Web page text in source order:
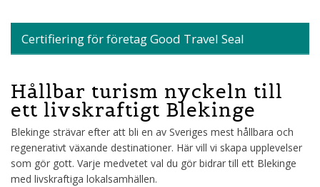
Certifiering för företag Good Travel Seal
Hållbar turism nyckeln till
ett livskraftigt Blekinge
Blekinge strävar efter att bli en av Sveriges mest hållbara och
regenerativt växande destinationer. Här vill vi skapa upplevelser
som gör gott. Varje medvetet val du gör bidrar till ett Blekinge
med livskraftiga lokalsamhällen.